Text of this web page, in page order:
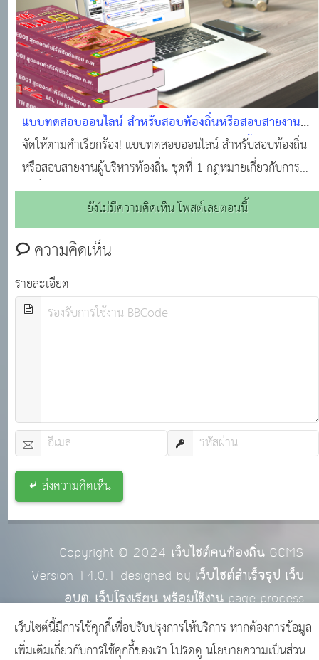
แบบทดสอบออนไลน์ สำหรับสอบท้องถิ่นหรือสอบสายงานผู้
บริหารท้องถิ่น ชุดที่ 1 กฎหมายเกี่ยวกับการจัดตั้งและการ
บริหารงานขององค์กรปกครองส่วนท้องถิ่น จำนวน 156 ข้อ
พร้อมเฉลย
จัดให้ตามคำเรียกร้อง! แบบทดสอบออนไลน์ สำหรับสอบท้องถิ่น
หรือสอบสายงานผู้บริหารท้องถิ่น ชุดที่ 1 กฎหมายเกี่ยวกับการ
จัดตั้งและการบริหารงานขององค์กรปกครองส่วนท้องถิ่น จำนวน
156 ข้อ พร้อมเฉลย เนื้อหาส่วนนี้ประกอบด้วย (1) พระราช
บัญญัติองค์การบริหารส่วนจังหวัด พ
ยังไม่มีความคิดเห็น โพสต์เลยตอนนี้
ความคิดเห็น
รายละเอียด
ส่งความคิดเห็น
Copyright © 2024 เว็บไซต์คนท้องถิ่นGCMS
Version 14.0.1 designed by เว็บไซต์สำเร็จรูป เว็บ
อบต. เว็บโรงเรียน พร้อมใช้งานpage process
0.0342วินาที (15quries.)
เว็บไซต์นี้มีการใช้คุกกี้เพื่อปรับปรุงการให้บริการ หากต้องการข้อมูล
เพิ่มเติมเกี่ยวกับการใช้คุกกี้ของเรา โปรดดูนโยบายความเป็นส่วน